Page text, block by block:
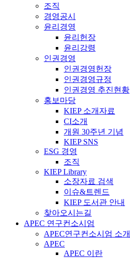
조직
경영공시
윤리경영
윤리헌장
윤리강령
인권경영
인권경영헌장
인권경영규정
인권경영 추진현황
홍보마당
KIEP 소개자료
CI소개
개원 30주년 기념
KIEP SNS
ESG 경영
조직
KIEP Library
소장자료 검색
이슈&트렌드
KIEP 도서관 안내
찾아오시는길
APEC 연구컨소시엄
APEC연구컨소시엄 소개
APEC
APEC 이란